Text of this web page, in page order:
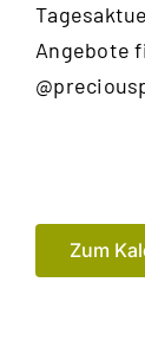
Angebote
Zum